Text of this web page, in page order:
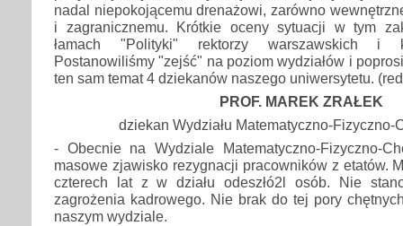
nadal niepokojącemu drenażowi, zarówno
i zagranicznemu. Krótkie oceny sytuacji w tym
łamach "Polityki" rektorzy warszawskich i
Postanowiliśmy "zejść" na poziom wydziałów i
ten sam temat 4 dziekanów naszego uniwersytetu.
PROF. MAREK ZRAŁEK
dziekan Wydziału Matematyczno-Fizyczno-
- Obecnie na Wydziale Matematyczno-Fizyczno-
masowe zjawisko rezygnacji pracowników z etatów.
czterech lat z w działu odeszłó2l osób. Nie
zagrożenia kadrowego. Nie brak do tej pory
naszym wydziale.